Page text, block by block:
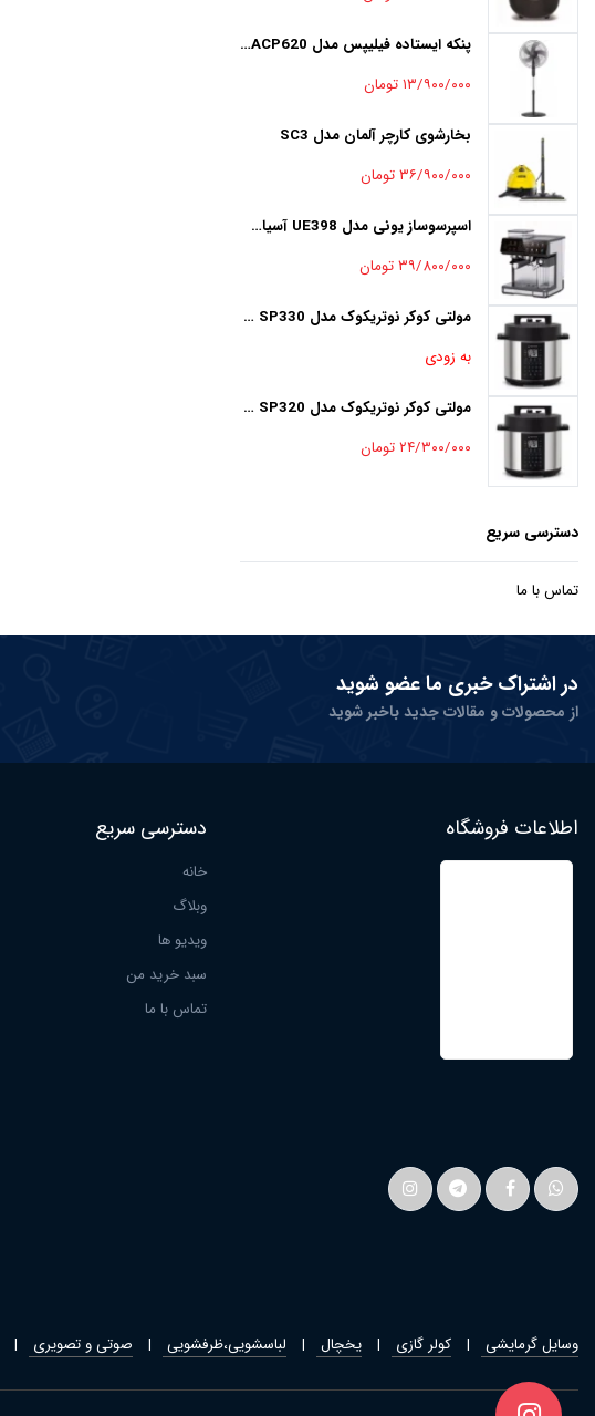
پنکه ایستاده فیلیپس مدل ACP620 با ۵ پره
۱۳/۹۰۰/۰۰۰ تومان
بخارشوی کارچر آلمان مدل SC3
۳۶/۹۰۰/۰۰۰ تومان
اسپرسوساز یونی مدل UE398 آسیاب دار
۳۹/۸۰۰/۰۰۰ تومان
مولتی کوکر نوتریکوک مدل SP330 ظرفیت ۸ لیتر
به زودی
مولتی کوکر نوتریکوک مدل SP320 ظرفیت ۶ لیتر
۲۴/۳۰۰/۰۰۰ تومان
دسترسی سریع
تماس با ما
در اشتراک خبری ما عضو شوید
از محصولات و مقالات جدید باخبر شوید
اطلاعات فروشگاه دسترسی سریع
خانه
وبلاگ
ویدیو ها
سبد خرید من
تماس با ما
وسایل گرمایشی کولر گازی یخچال لباسشویی،ظرفشویی صوتی و تصویری